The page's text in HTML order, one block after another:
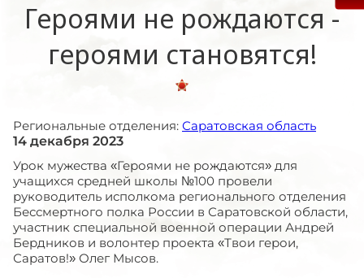
Героями не рождаются -
героями становятся!
Региональные отделения: Саратовская область
14 декабря 2023
Урок мужества «Героями не рождаются» для
учащихся средней школы №100 провели
руководитель исполкома регионального отделения
Бессмертного полка России в Саратовской области,
участник специальной военной операции Андрей
Бердников и волонтер проекта «Твои герои,
Саратов!» Олег Мысов.